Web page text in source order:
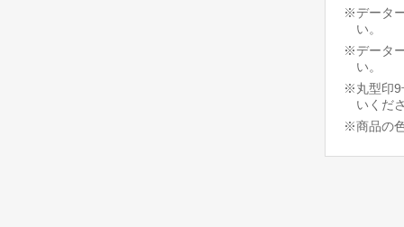
※データ
い。
※データ
い。
※丸型印9
いくだ
※商品の